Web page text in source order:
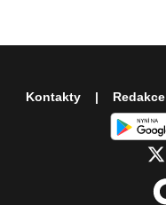
Kontakty Redakce